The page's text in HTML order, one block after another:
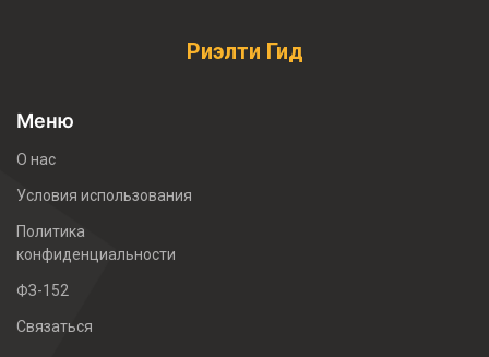
Риэлти Гид
Меню
О нас
Условия использования
Политика
конфиденциальности
ФЗ-152
Связаться